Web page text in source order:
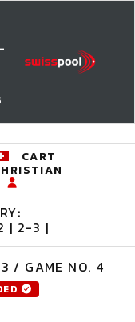
CART
| 2-3 |
/ GAME NO. 4